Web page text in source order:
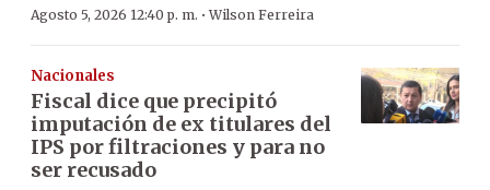
Agosto 5, 2026 12:40 p. m. ·Wilson Ferreira
Nacionales
Fiscal dice que precipitó
imputación de ex titulares del
IPS por filtraciones y para no
ser recusado